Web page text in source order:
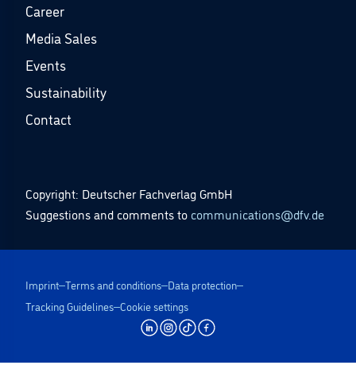
Career
Media Sales
Events
Sustainability
Contact
Copyright: Deutscher Fachverlag GmbH
Suggestions and comments to communications@dfv.de
Imprint Terms and conditions Data protection
Tracking Guidelines Cookie settings